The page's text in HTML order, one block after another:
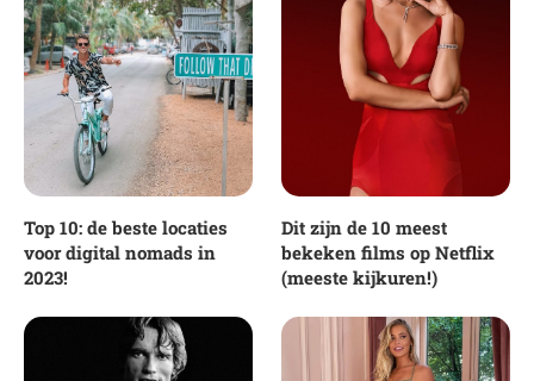
Top 10: de beste locaties
voor digital nomads in
2023!
Dit zijn de 10 meest
bekeken films op Netflix
(meeste kijkuren!)